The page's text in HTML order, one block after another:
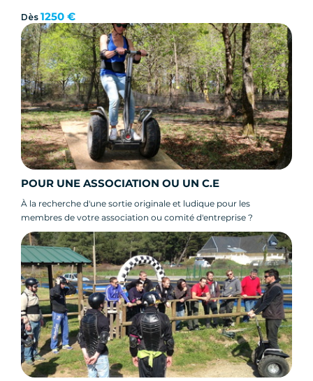
Dès 1250 €
POUR UNE ASSOCIATION OU UN C.E
À la recherche d'une sortie originale et ludique pour les
membres de votre association ou comité d'entreprise ?